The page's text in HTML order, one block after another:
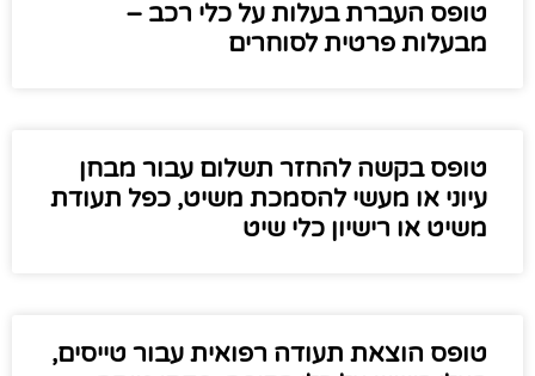
טופס העברת בעלות על כלי רכב –
מבעלות פרטית לסוחרים
טופס בקשה להחזר תשלום עבור מבחן
עיוני או מעשי להסמכת משיט, כפל תעודת
משיט או רישיון כלי שיט
טופס הוצאת תעודה רפואית עבור טייסים,